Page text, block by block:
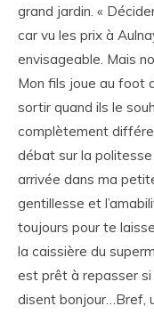
grand jardin. «
car vu les prix à
envisageable. Mais
Mon fils joue au foot
sortir quand ils le
complètement
débat sur la
arrivée dans ma
gentillesse et
toujours pour te
la caissière du
est prêt à repasser
disent bonjour…Bref,